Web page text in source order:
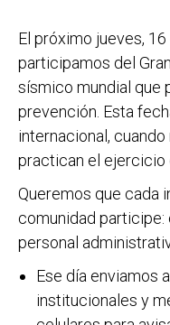
El próximo jueves,
participamos del
sísmico mundial que
prevención. Esta
internacional,
practican el ejercicio
Queremos que cada
comunidad
personal
Ese día enviamos
institucionales y